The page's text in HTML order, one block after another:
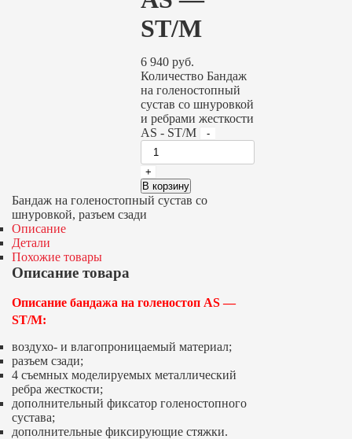
ST/M
6 940руб.
Количество Бандаж
на голеностопный
сустав со шнуровкой
и ребрами жесткости
AS - ST/M
В корзину
Бандаж на голеностопный сустав со
шнуровкой, разъем сзади
Описание
Детали
Похожие товары
Описание товара
Описание бандажа на голеностоп AS —
ST/M:
воздухо- и влагопроницаемый материал;
разъем сзади;
4 съемных моделируемых металлический
ребра жесткости;
дополнительный фиксатор голеностопного
сустава;
дополнительные фиксирующие стяжки.